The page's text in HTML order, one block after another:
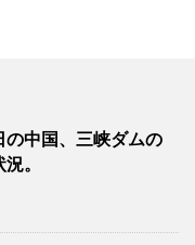
の中国、三峡ダムの
。